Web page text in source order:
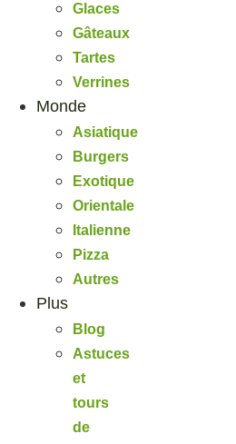
Glaces
Gâteaux
Tartes
Verrines
Monde
Asiatique
Burgers
Exotique
Orientale
Italienne
Pizza
Autres
Plus
Blog
Astuces
et
tours
de